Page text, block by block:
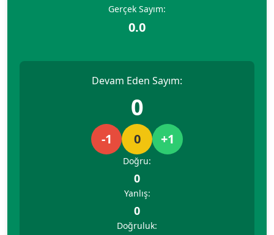
Gerçek Sayım:
0.0
Devam Eden Sayım:
0
-1 0 +1
Doğru:
0
Yanlış:
0
Doğruluk: